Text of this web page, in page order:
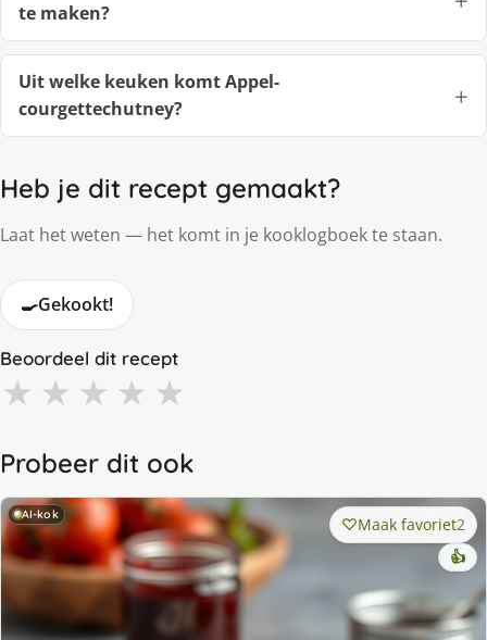
te maken?
Uit welke keuken komt Appel-
courgettechutney?
Heb je dit recept gemaakt?
Laat het weten — het komt in je kooklogboek te staan.
🍳Gekookt!
Beoordeel dit recept
★ ★ ★ ★ ★
Probeer dit ook
AI-kok Maak favoriet2
👍